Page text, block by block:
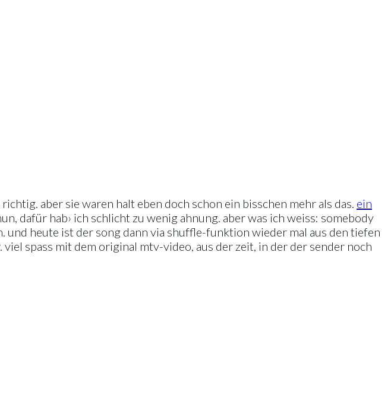
aber sie waren halt eben doch schon ein bisschen mehr als das. ein
dafür hab› ich schlicht zu wenig ahnung. aber was ich weiss: somebody
heute ist der song dann via shuffle-funktion wieder mal aus den tiefen
spass mit dem original mtv-video, aus der zeit, in der der sender noch